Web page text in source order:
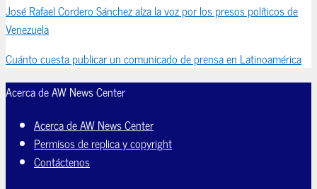
José Rafael Cordero Sánchez alza la voz por los presos políticos de
Venezuela
Cuánto cuesta publicar un comunicado de prensa en Latinoamérica
Acerca de AW News Center
Acerca de AW News Center
Permisos de replica y copyright
Contáctenos